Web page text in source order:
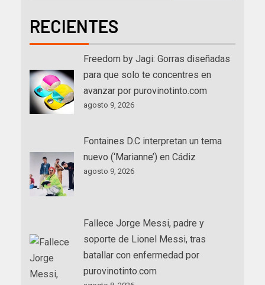
RECIENTES
Freedom by Jagi: Gorras diseñadas
para que solo te concentres en
avanzar por purovinotinto.com
agosto 9, 2026
Fontaines D.C interpretan un tema
nuevo (‘Marianne’) en Cádiz
agosto 9, 2026
Fallece Jorge Messi, padre y
soporte de Lionel Messi, tras
batallar con enfermedad por
purovinotinto.com